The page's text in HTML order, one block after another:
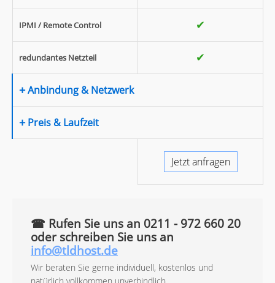
IPMI / Remote Control ✔
redundantes Netzteil ✔
Anbindung & Netzwerk
+
Preis & Laufzeit
+
Jetzt anfragen
☎ Rufen Sie uns an 0211 - 972 660 20
oder schreiben Sie uns an
info@tldhost.de
Wir beraten Sie gerne individuell, kostenlos und